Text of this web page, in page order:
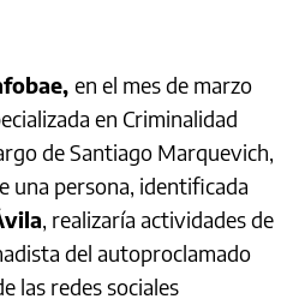
en el mes de marzo
en Criminalidad
de Santiago Marquevich,
una persona, identificada
, realizaría actividades de
del autoproclamado
las redes sociales